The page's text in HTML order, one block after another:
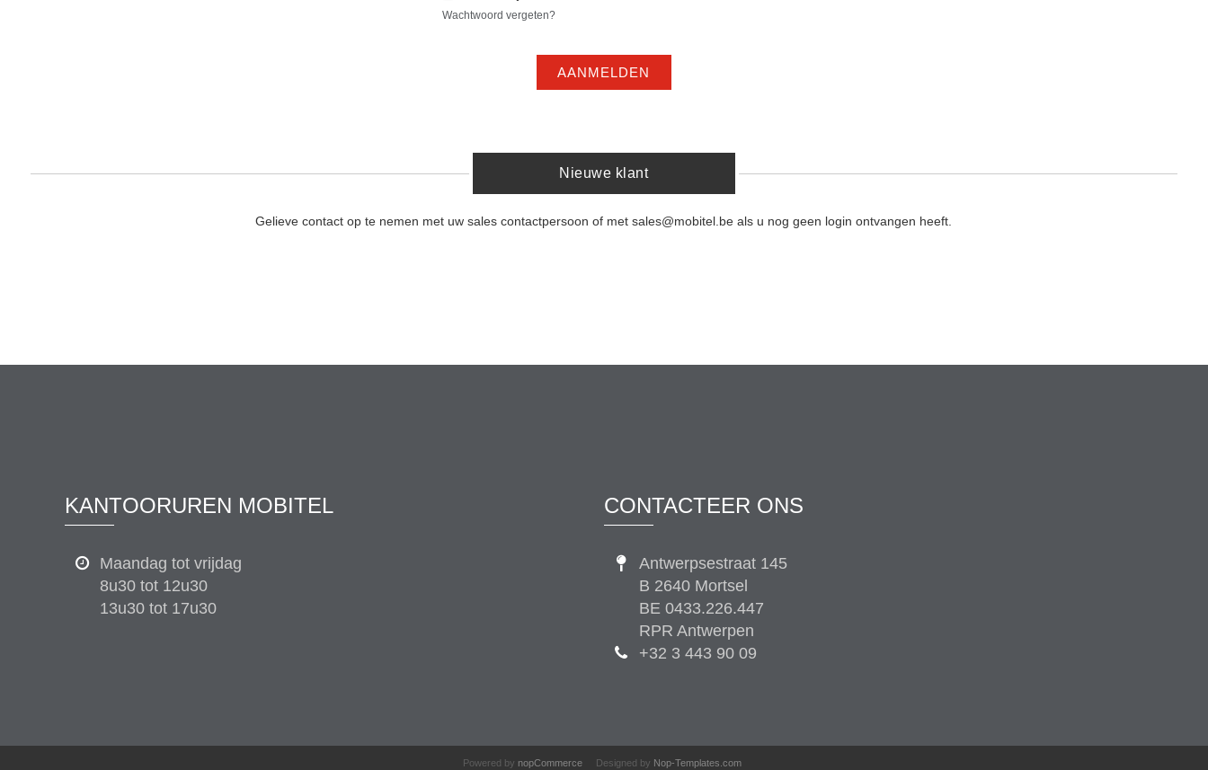
Wachtwoord vergeten?
AANMELDEN
Nieuwe klant
Gelieve contact op te nemen met uw sales contactpersoon of met sales@mobitel.be als u nog geen login ontvangen heeft.
KANTOORUREN MOBITEL
Maandag tot vrijdag
8u30 tot 12u30
13u30 tot 17u30
CONTACTEER ONS
Antwerpsestraat 145
B 2640 Mortsel
BE 0433.226.447
RPR Antwerpen
+32 3 443 90 09
Powered by nopCommerce Designed by Nop-Templates.com